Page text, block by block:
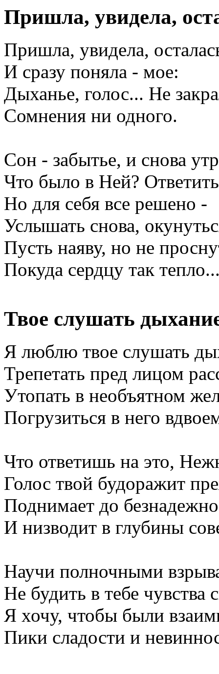
Пришла, увидела,
Пришла, увидела,
И сразу поняла - мое:
Дыханье, голос... Не
Сомнения ни одного.
Сон - забытье, и снова
Что было в Ней?
Но для себя все решено -
Услышать снова,
Пусть наяву, но не
Покуда сердцу так
Твое слушать
Я люблю твое слушать
Трепетать пред лицом
Утопать в необъятном
Погрузиться в него
Что ответишь на это,
Голос твой будоражит
Поднимает до
И низводит в глубины
Научи полночными
Не будить в тебе чувства
Я хочу, чтобы были
Пики сладости и